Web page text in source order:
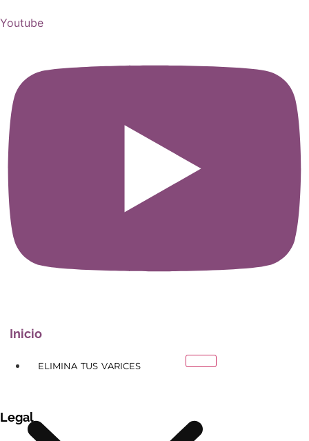
Youtube
Inicio
ELIMINA TUS VARICES
Legal